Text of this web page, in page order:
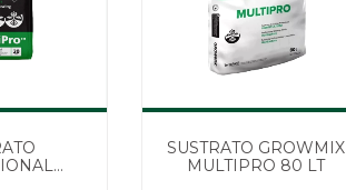
SUSTRATO GROWMIX
MULTIPRO 80 LT